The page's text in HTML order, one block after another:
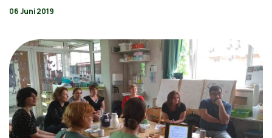
06 Juni 2019